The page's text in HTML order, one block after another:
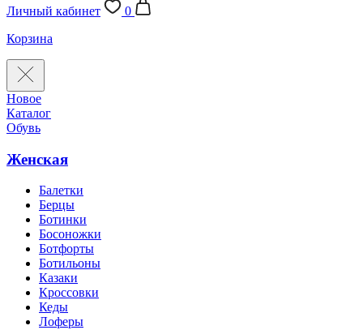
Личный кабинет
0
Корзина
Новое
Каталог
Обувь
Женская
Балетки
Берцы
Ботинки
Босоножки
Ботфорты
Ботильоны
Казаки
Кроссовки
Кеды
Лоферы